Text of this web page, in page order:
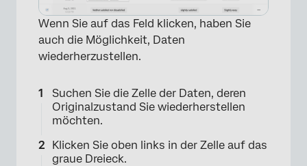
Wenn Sie auf das Feld klicken, haben Sie
auch die Möglichkeit, Daten
wiederherzustellen.
Suchen Sie die Zelle der Daten, deren
Originalzustand Sie wiederherstellen
möchten.
Klicken Sie oben links in der Zelle auf das
graue Dreieck.